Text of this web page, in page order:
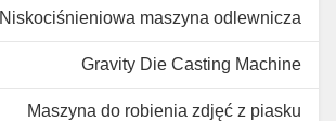
Niskociśnieniowa maszyna odlewnicza
Gravity Die Casting Machine
Maszyna do robienia zdjęć z piasku